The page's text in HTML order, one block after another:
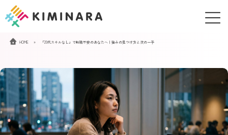
ン
ス
キ
ッ
プ
ビ
ン
に
移
動
HOME » 「20代スキルなし」で転職不安のあなたへ｜強みの見つけ方と次の一手